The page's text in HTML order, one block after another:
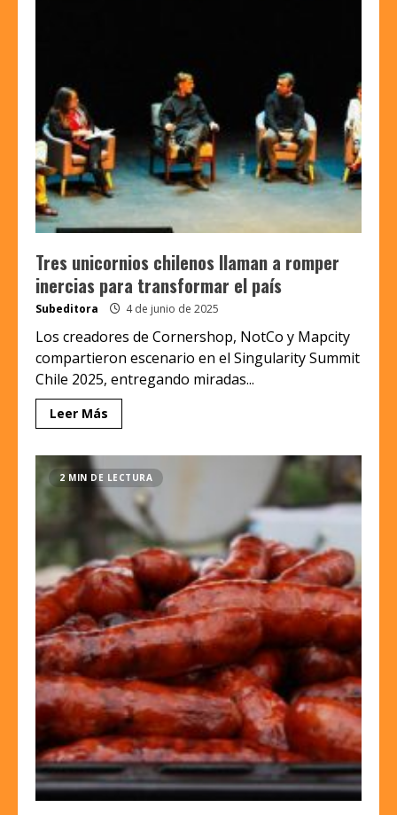
Tres unicornios chilenos llaman a romper
inercias para transformar el país
Subeditora 4 de junio de 2025
Los creadores de Cornershop, NotCo y Mapcity
compartieron escenario en el Singularity Summit
Chile 2025, entregando miradas...
Leer Más
2 MIN DE LECTURA